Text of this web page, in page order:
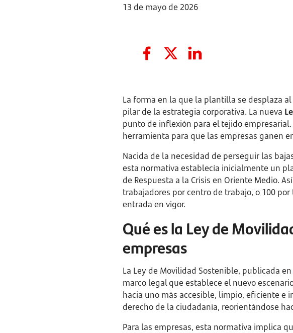
13 de mayo de 2026
La forma en la que la plantilla se desplaza
pilar de la estrategia corporativa. La nueva
punto de inflexión para el tejido
herramienta para que las empresas ganen
Nacida de la necesidad de perseguir las
esta normativa establecía inicialmente un
de Respuesta a la Crisis en Oriente Medio.
trabajadores por centro de trabajo, o 100
entrada en vigor.
Qué es la Ley de
empresas
La Ley de Movilidad Sostenible, publicada en
marco legal que establece el nuevo
hacia uno más accesible, limpio, eficiente e
derecho de la ciudadanía, reorientándose
Para las empresas, esta normativa implica